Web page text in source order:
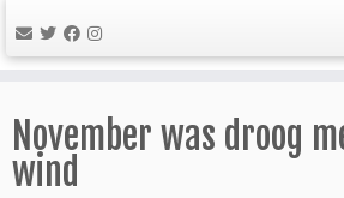
November was droog
wind